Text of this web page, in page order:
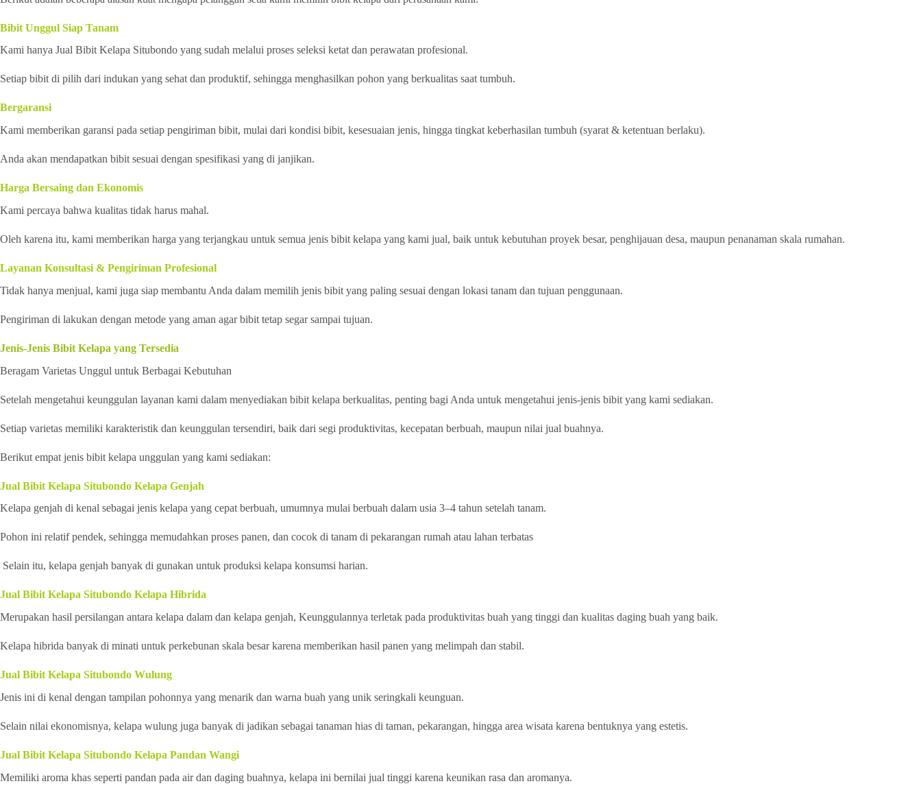
Bibit Unggul Siap Tanam
Kami hanya Jual Bibit Kelapa Situbondo yang sudah melalui proses seleksi ketat dan perawatan profesional.
Setiap bibit di pilih dari indukan yang sehat dan produktif, sehingga menghasilkan pohon yang berkualitas saat tumbuh.
Bergaransi
Kami memberikan garansi pada setiap pengiriman bibit, mulai dari kondisi bibit, kesesuaian jenis, hingga tingkat keberhasilan tumbuh (syarat & ketentuan berlaku).
Anda akan mendapatkan bibit sesuai dengan spesifikasi yang di janjikan.
Harga Bersaing dan Ekonomis
Kami percaya bahwa kualitas tidak harus mahal.
Oleh karena itu, kami memberikan harga yang terjangkau untuk semua jenis bibit kelapa yang kami jual, baik untuk kebutuhan proyek besar, penghijauan desa, maupun penanaman skala rumahan.
Layanan Konsultasi & Pengiriman Profesional
Tidak hanya menjual, kami juga siap membantu Anda dalam memilih jenis bibit yang paling sesuai dengan lokasi tanam dan tujuan penggunaan.
Pengiriman di lakukan dengan metode yang aman agar bibit tetap segar sampai tujuan.
Jenis-Jenis Bibit Kelapa yang Tersedia
Beragam Varietas Unggul untuk Berbagai Kebutuhan
Setelah mengetahui keunggulan layanan kami dalam menyediakan bibit kelapa berkualitas, penting bagi Anda untuk mengetahui jenis-jenis bibit yang kami sediakan.
Setiap varietas memiliki karakteristik dan keunggulan tersendiri, baik dari segi produktivitas, kecepatan berbuah, maupun nilai jual buahnya.
Berikut empat jenis bibit kelapa unggulan yang kami sediakan:
Jual Bibit Kelapa Situbondo Kelapa Genjah
Kelapa genjah di kenal sebagai jenis kelapa yang cepat berbuah, umumnya mulai berbuah dalam usia 3–4 tahun setelah tanam.
Pohon ini relatif pendek, sehingga memudahkan proses panen, dan cocok di tanam di pekarangan rumah atau lahan terbatas
Selain itu, kelapa genjah banyak di gunakan untuk produksi kelapa konsumsi harian.
Jual Bibit Kelapa Situbondo Kelapa Hibrida
Merupakan hasil persilangan antara kelapa dalam dan kelapa genjah, Keunggulannya terletak pada produktivitas buah yang tinggi dan kualitas daging buah yang baik.
Kelapa hibrida banyak di minati untuk perkebunan skala besar karena memberikan hasil panen yang melimpah dan stabil.
Jual Bibit Kelapa Situbondo Wulung
Jenis ini di kenal dengan tampilan pohonnya yang menarik dan warna buah yang unik seringkali keunguan.
Selain nilai ekonomisnya, kelapa wulung juga banyak di jadikan sebagai tanaman hias di taman, pekarangan, hingga area wisata karena bentuknya yang estetis.
Jual Bibit Kelapa Situbondo Kelapa Pandan Wangi
Memiliki aroma khas seperti pandan pada air dan daging buahnya, kelapa ini bernilai jual tinggi karena keunikan rasa dan aromanya.